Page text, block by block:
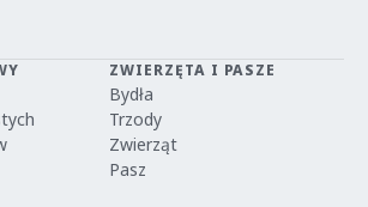
ZWIERZĘTA I PASZE
Bydła
Trzody
Zwierząt
Pasz